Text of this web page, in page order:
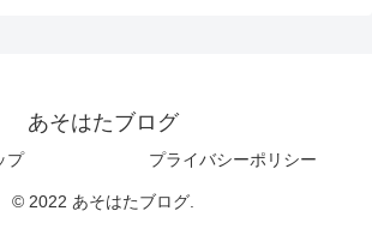
あそはたブログ
プ プライバシーポリシー
© 2022 あそはたブログ.